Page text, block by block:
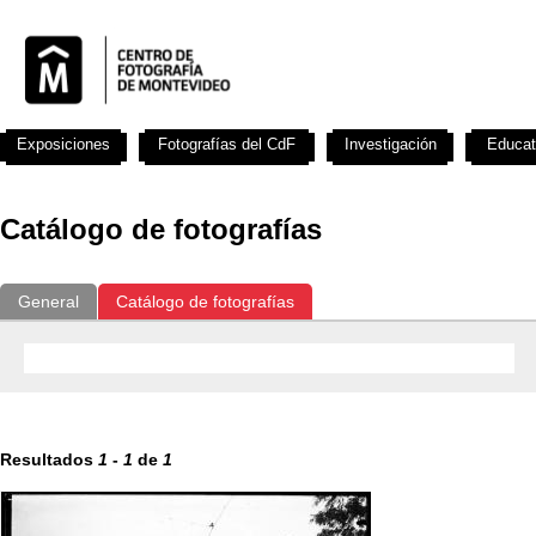
Catálogo de fotografías
General Catálogo de fotografías
Resultados 1 - 1 de 1
Exposiciones Fotografías del CdF Investigación